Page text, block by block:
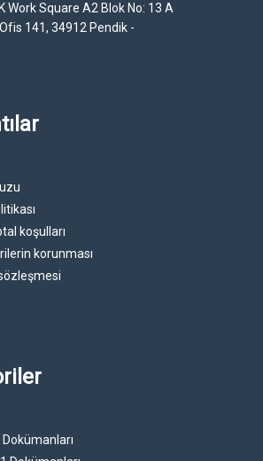
Work Square A2 Blok No: 13 A
141, 34912 Pendik -
koşulları
korunması
sözleşmesi
Dokümanları